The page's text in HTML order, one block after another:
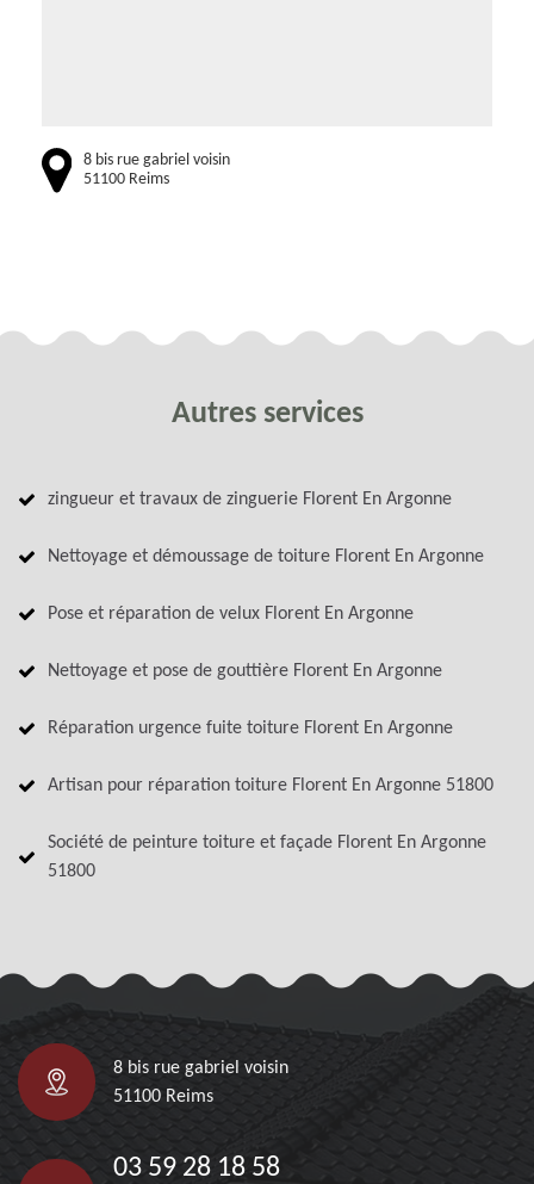
8 bis rue gabriel voisin
51100 Reims
Autres services
zingueur et travaux de zinguerie Florent En Argonne
Nettoyage et démoussage de toiture Florent En Argonne
Pose et réparation de velux Florent En Argonne
Nettoyage et pose de gouttière Florent En Argonne
Réparation urgence fuite toiture Florent En Argonne
Artisan pour réparation toiture Florent En Argonne 51800
Société de peinture toiture et façade Florent En Argonne
51800
8 bis rue gabriel voisin
51100 Reims
03 59 28 18 58